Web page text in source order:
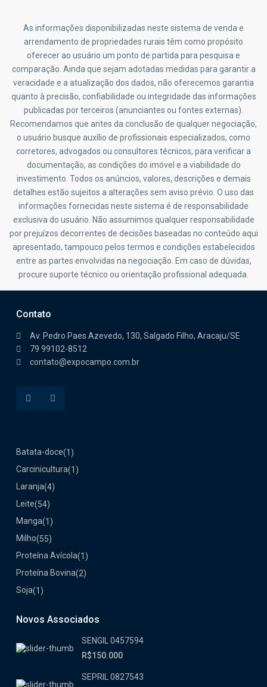
As informações disponibilizadas neste sistema de venda e
arrendamento de propriedades rurais têm como propósito
oferecer ao usuário um ponto de partida para pesquisa e
comparação. Ainda que sejam adotadas medidas para garantir a
veracidade e a atualização dos dados, não oferecemos garantia
quanto à precisão, confiabilidade ou integridade das informações
publicadas por terceiros (anunciantes ou fontes externas).
Recomendamos que antes da conclusão de qualquer negociação,
o usuário busque auxílio de profissionais especializados, como
corretores, advogados ou consultores técnicos, para verificar a
documentação, as condições do imóvel e a viabilidade do
investimento. Todos os anúncios, valores, descrições e demais
detalhes estão sujeitos a alterações sem aviso prévio. O uso das
informações fornecidas neste sistema é de responsabilidade
exclusiva do usuário. Não assumimos qualquer responsabilidade
por prejuízos decorrentes de decisões baseadas no conteúdo aqui
apresentado, tampouco pelos termos e condições estabelecidos
entre as partes envolvidas na negociação. Em caso de dúvidas,
procure suporte técnico ou orientação profissional adequada.
Contato
Av. Pedro Paes Azevedo, 130, Salgado Filho, Aracaju/SE
79 99102-8512
contato@expocampo.com.br
Batata-doce(1)
Carcinicultura(1)
Laranja(4)
Leite(54)
Manga(1)
Milho(55)
Proteína Avícola(1)
Proteína Bovina(2)
Soja(1)
Novos Associados
SENGIL 0457594
R$150.000
SEPRIL 0827543